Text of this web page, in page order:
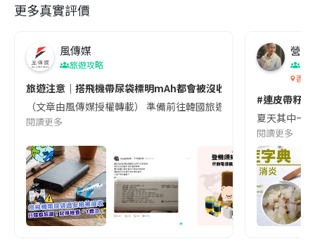
更多真實評價
風傳媒
旅遊攻略
旅遊注意｜搭飛機帶尿袋標明mAh都會被沒收😱出發前切記檢查
（文章由風傳媒授權轉載） 準備前往韓國旅遊的民眾，近期要
閱讀更多
營養
香港
#連皮帶籽
夏天其中一
閱讀更多